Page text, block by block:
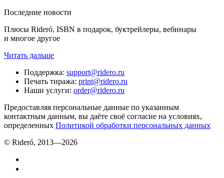
Последние новости
Плюсы Rideró, ISBN в подарок, буктрейлеры, вебинары
и многое другое
Читать дальше
Поддержка: support@ridero.ru
Печать тиража: print@ridero.ru
Наши услуги: order@ridero.ru
Предоставляя персональные данные по указанным
контактным данным, вы даёте своё согласие на условиях,
определенных Политикой обработки персональных данных
© Rideró, 2013—2026